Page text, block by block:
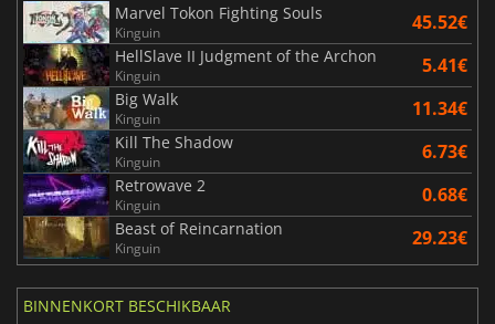
Marvel Tokon Fighting Souls
Kinguin 45.52€
HellSlave II Judgment of the Archon
Kinguin 5.41€
Big Walk
Kinguin 11.34€
Kill The Shadow
Kinguin 6.73€
Retrowave 2
Kinguin 0.68€
Beast of Reincarnation
Kinguin 29.23€
BINNENKORT BESCHIKBAAR